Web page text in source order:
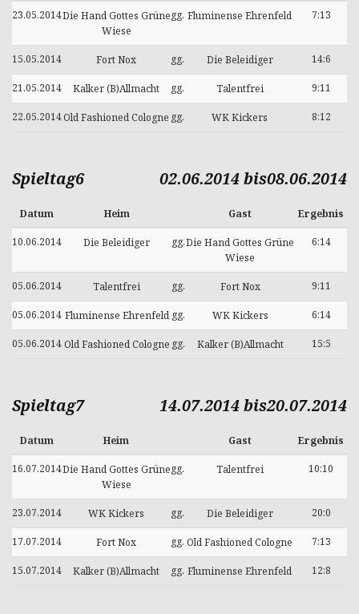
23.05.2014Die Hand Gottes Grüne
Wiese
gg. Fluminense Ehrenfeld 7:13
15.05.2014 Fort Nox gg. Die Beleidiger 14:6
21.05.2014 Kalker (B)Allmacht gg. Talentfrei 9:11
22.05.2014Old Fashioned Cologne gg. WK Kickers 8:12
Spieltag6 02.06.2014 bis08.06.2014
Datum Heim Gast Ergebnis
10.06.2014 Die Beleidiger gg.Die Hand Gottes Grüne
Wiese
6:14
05.06.2014 Talentfrei gg. Fort Nox 9:11
05.06.2014 Fluminense Ehrenfeld gg. WK Kickers 6:14
05.06.2014Old Fashioned Cologne gg. Kalker (B)Allmacht 15:5
Spieltag7 14.07.2014 bis20.07.2014
Datum Heim Gast Ergebnis
16.07.2014Die Hand Gottes Grüne
Wiese
gg. Talentfrei 10:10
23.07.2014 WK Kickers gg. Die Beleidiger 20:0
17.07.2014 Fort Nox gg. Old Fashioned Cologne 7:13
15.07.2014 Kalker (B)Allmacht gg. Fluminense Ehrenfeld 12:8